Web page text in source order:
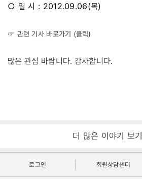
○ 일 시 : 2012.09.06(목)
☞ 관련 기사 바로가기 (클릭)
많은 관심 바랍니다. 감사합니다.
더 많은 이야기 보기
로그인 회원상담센터